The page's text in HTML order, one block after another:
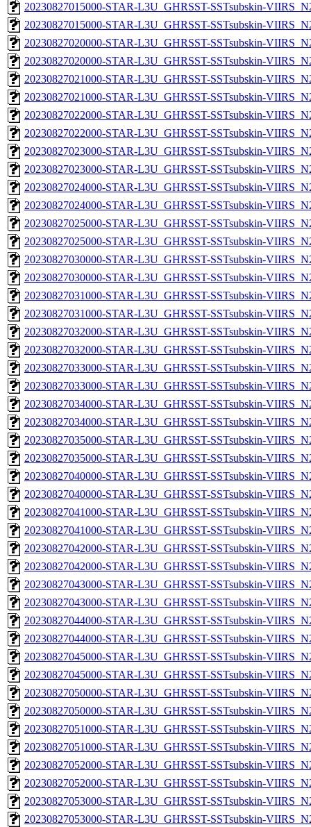
20230827015000-STAR-L3U_GHRSST-SSTsubskin-
20230827015000-STAR-L3U_GHRSST-SSTsubskin-
20230827020000-STAR-L3U_GHRSST-SSTsubskin-
20230827020000-STAR-L3U_GHRSST-SSTsubskin-
20230827021000-STAR-L3U_GHRSST-SSTsubskin-
20230827021000-STAR-L3U_GHRSST-SSTsubskin-
20230827022000-STAR-L3U_GHRSST-SSTsubskin-
20230827022000-STAR-L3U_GHRSST-SSTsubskin-
20230827023000-STAR-L3U_GHRSST-SSTsubskin-
20230827023000-STAR-L3U_GHRSST-SSTsubskin-
20230827024000-STAR-L3U_GHRSST-SSTsubskin-
20230827024000-STAR-L3U_GHRSST-SSTsubskin-
20230827025000-STAR-L3U_GHRSST-SSTsubskin-
20230827025000-STAR-L3U_GHRSST-SSTsubskin-
20230827030000-STAR-L3U_GHRSST-SSTsubskin-
20230827030000-STAR-L3U_GHRSST-SSTsubskin-
20230827031000-STAR-L3U_GHRSST-SSTsubskin-
20230827031000-STAR-L3U_GHRSST-SSTsubskin-
20230827032000-STAR-L3U_GHRSST-SSTsubskin-
20230827032000-STAR-L3U_GHRSST-SSTsubskin-
20230827033000-STAR-L3U_GHRSST-SSTsubskin-
20230827033000-STAR-L3U_GHRSST-SSTsubskin-
20230827034000-STAR-L3U_GHRSST-SSTsubskin-
20230827034000-STAR-L3U_GHRSST-SSTsubskin-
20230827035000-STAR-L3U_GHRSST-SSTsubskin-
20230827035000-STAR-L3U_GHRSST-SSTsubskin-
20230827040000-STAR-L3U_GHRSST-SSTsubskin-
20230827040000-STAR-L3U_GHRSST-SSTsubskin-
20230827041000-STAR-L3U_GHRSST-SSTsubskin-
20230827041000-STAR-L3U_GHRSST-SSTsubskin-
20230827042000-STAR-L3U_GHRSST-SSTsubskin-
20230827042000-STAR-L3U_GHRSST-SSTsubskin-
20230827043000-STAR-L3U_GHRSST-SSTsubskin-
20230827043000-STAR-L3U_GHRSST-SSTsubskin-
20230827044000-STAR-L3U_GHRSST-SSTsubskin-
20230827044000-STAR-L3U_GHRSST-SSTsubskin-
20230827045000-STAR-L3U_GHRSST-SSTsubskin-
20230827045000-STAR-L3U_GHRSST-SSTsubskin-
20230827050000-STAR-L3U_GHRSST-SSTsubskin-
20230827050000-STAR-L3U_GHRSST-SSTsubskin-
20230827051000-STAR-L3U_GHRSST-SSTsubskin-
20230827051000-STAR-L3U_GHRSST-SSTsubskin-
20230827052000-STAR-L3U_GHRSST-SSTsubskin-
20230827052000-STAR-L3U_GHRSST-SSTsubskin-
20230827053000-STAR-L3U_GHRSST-SSTsubskin-
20230827053000-STAR-L3U_GHRSST-SSTsubskin-